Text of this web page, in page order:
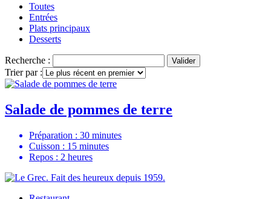
Toutes
Entrées
Plats principaux
Desserts
Recherche : Valider
Trier par :
Salade de pommes de terre
Préparation : 30 minutes
Cuisson : 15 minutes
Repos : 2 heures